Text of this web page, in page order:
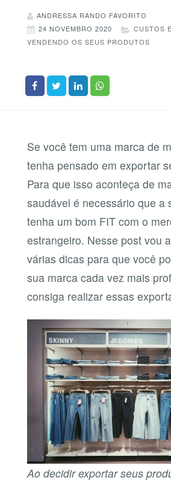
ANDRESSA RANDO FAVORITO
24 NOVEMBRO 2020
CUSTOS
VENDENDO OS SEUS PRODUTOS
Se você tem uma marca de
tenha pensado em exportar
Para que isso aconteça de
saudável é necessário que a
tenha um bom FIT com o
estrangeiro. Nesse post vou
várias dicas para que você
sua marca cada vez mais
consiga realizar essas
Ao decidir exportar seus